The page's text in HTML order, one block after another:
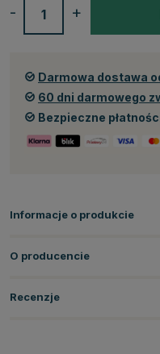
+
-
Darmowa dostawa
60 dni darmowego
Bezpieczne
Informacje o produkcie
O producencie
Recenzje